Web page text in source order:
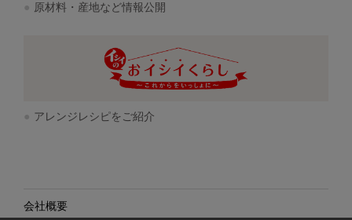
原材料・産地など情報公開
アレンジレシピをご紹介
会社概要